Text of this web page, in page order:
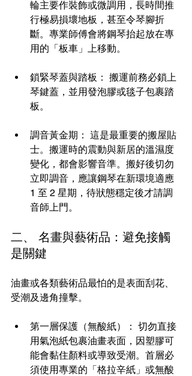
輪主要作裝飾或微調用，長時間推
行極易損壞地板，甚至令琴腳折
斷。專業師傅會將鋼琴抬起放在專
用的「板車」上移動。
鎖緊琴蓋與踏板： 搬運前務必鎖上
琴鍵蓋，並用發泡膠或毯子包裹踏
板。
調音黃金期： 這是最重要的搬屋貼
士。搬運時的震動與新居的溫濕度
變化，都會影響音準。搬好後切勿
立即調音，應讓鋼琴在新環境適應
1 至 2 星期，待狀態穩定後才請調
音師上門。
二、 名畫與藝術品：避免接觸
是關鍵
油畫或各類藝術品最怕的是表面刮花、
受潮及邊角撞擊。
第一層保護（無酸紙）： 切勿直接
用氣泡紙包裹油畫表面，因塑膠可
能會黏住顏料或導致受潮。首層必
須使用專業的「格拉辛紙」或無酸